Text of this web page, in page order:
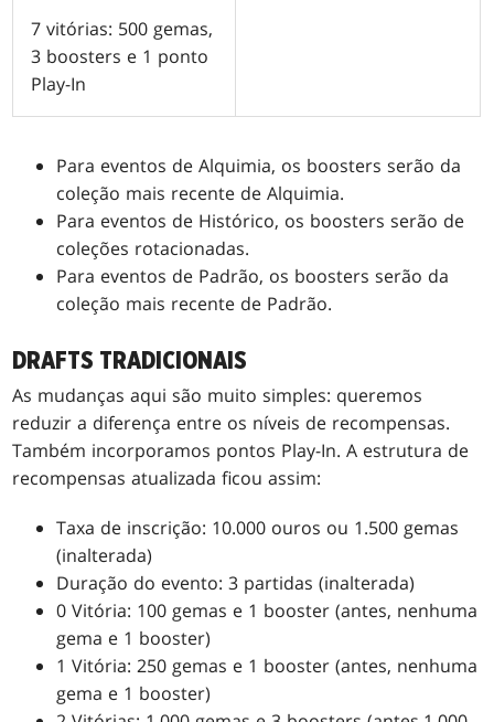
7 vitórias: 500 gemas,
3 boosters e 1 ponto
Play-In
Para eventos de Alquimia, os boosters serão da
coleção mais recente de Alquimia.
Para eventos de Histórico, os boosters serão de
coleções rotacionadas.
Para eventos de Padrão, os boosters serão da
coleção mais recente de Padrão.
DRAFTS TRADICIONAIS
As mudanças aqui são muito simples: queremos
reduzir a diferença entre os níveis de recompensas.
Também incorporamos pontos Play-In. A estrutura de
recompensas atualizada ficou assim:
Taxa de inscrição: 10.000 ouros ou 1.500 gemas
(inalterada)
Duração do evento: 3 partidas (inalterada)
0 Vitória: 100 gemas e 1 booster (antes, nenhuma
gema e 1 booster)
1 Vitória: 250 gemas e 1 booster (antes, nenhuma
gema e 1 booster)